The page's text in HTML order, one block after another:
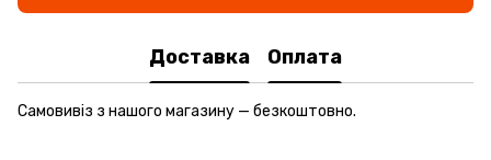
Доставка Оплата
Самовивіз з нашого магазину — безкоштовно.